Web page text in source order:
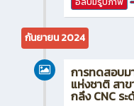
กันยายน 2024
การทดสอบม
แห่งชาติ สา
กลึง CNC ร